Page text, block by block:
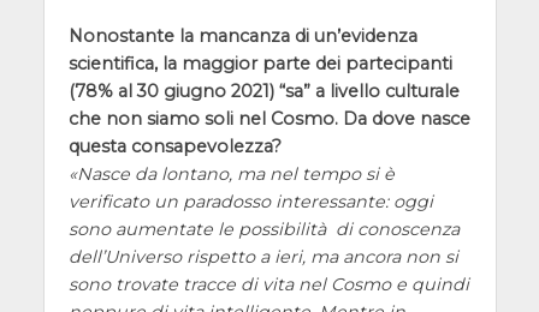
Nonostante la mancanza di un’evidenza
scientifica, la maggior parte dei partecipanti
(78% al 30 giugno 2021) “sa” a livello culturale
che non siamo soli nel Cosmo. Da dove nasce
questa consapevolezza?
Nasce da lontano, ma nel tempo si è
verificato un paradosso interessante: oggi
sono aumentate le possibilità di conoscenza
dell’Universo rispetto a ieri, ma ancora non si
sono trovate tracce di vita nel Cosmo e quindi